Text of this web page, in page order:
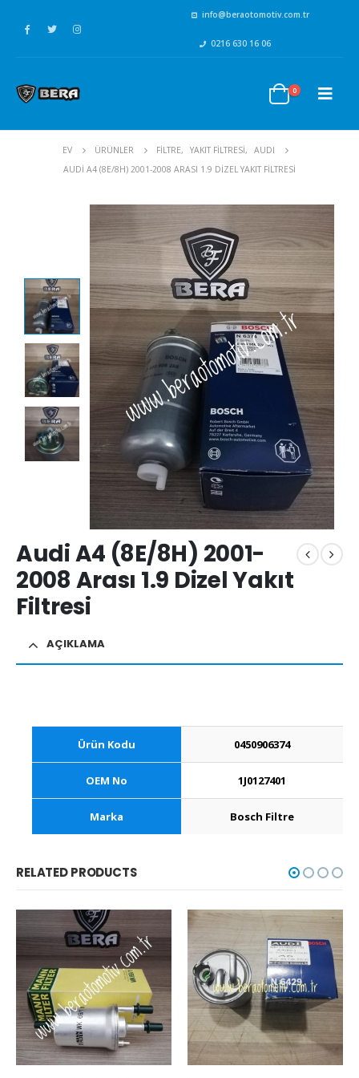
info@beraotomotiv.com.tr
0216 630 16 06
0
EV ÜRÜNLER FİLTRE, YAKIT FİLTRESİ,
AUDI
AUDI A4 (8E/8H) 2001-2008 ARASI 1.9 DIZEL YAKIT FILTRESI
Audi A4 (8E/8H) 2001-
2008 Arası 1.9 Dizel Yakıt
Filtresi
AÇIKLAMA
Ürün Kodu 0450906374
OEM No 1J0127401
Marka Bosch Filtre
RELATED PRODUCTS